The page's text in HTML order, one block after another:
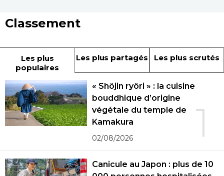
Classement
Les plus
populaires
Les plus partagés Les plus scrutés
1
« Shôjin ryôri » : la cuisine
bouddhique d’origine
végétale du temple de
Kamakura
02/08/2026
Canicule au Japon : plus de 10